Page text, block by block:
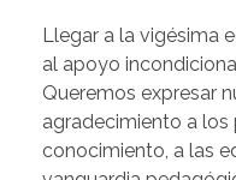
Llegar a la vigésima
al apoyo
Queremos expresar
agradecimiento a
conocimiento, a las